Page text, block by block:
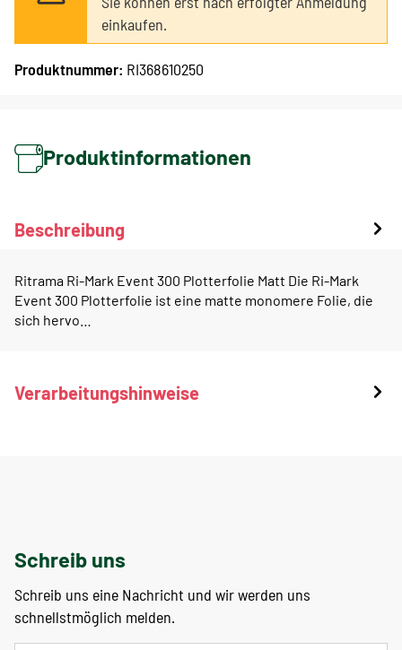
einkaufen.
Produktnummer: RI368610250
Produktinformationen
Beschreibung
Ritrama Ri-Mark Event 300 Plotterfolie Matt Die Ri-Mark
Event 300 Plotterfolie ist eine matte monomere Folie, die
sich hervo…
Verarbeitungshinweise
Schreib uns
Schreib uns eine Nachricht und wir werden uns
schnellstmöglich melden.